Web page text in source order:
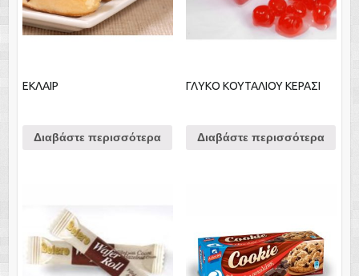
ΕΚΛΑΙΡ
Διαβάστε περισσότερα
ΓΛΥΚΟ ΚOYΤΑΛΙΟΥ ΚΕΡΑΣΙ
Διαβάστε περισσότερα